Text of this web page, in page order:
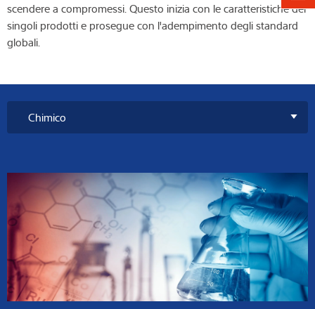
scendere a compromessi. Questo inizia con le caratteristiche dei
singoli prodotti e prosegue con l'adempimento degli standard
globali.